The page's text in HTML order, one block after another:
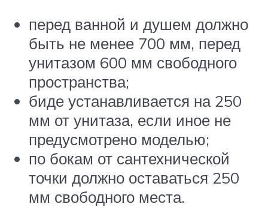
перед ванной и душем должно
быть не менее 700 мм, перед
унитазом 600 мм свободного
пространства;
биде устанавливается на 250
мм от унитаза, если иное не
предусмотрено моделью;
по бокам от сантехнической
точки должно оставаться 250
мм свободного места.